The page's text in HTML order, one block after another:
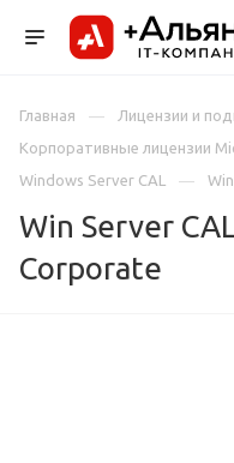
Главная
Лицензии и
Корпоративные лицензии
Windows Server CAL
Win Server
Corporate